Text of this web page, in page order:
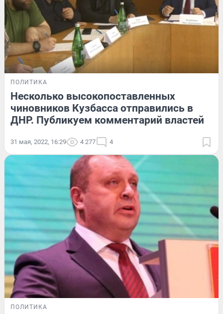
ПОЛИТИКА
Несколько высокопоставленных
чиновников Кузбасса отправились в
ДНР. Публикуем комментарий властей
31 мая, 2022, 16:29 4 277 4
ПОЛИТИКА